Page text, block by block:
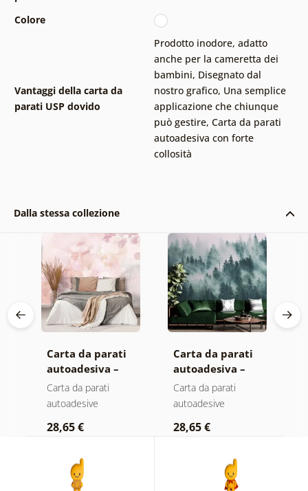
Colore
Vantaggi della carta da
parati USP dovido
Prodotto inodore, adatto
anche per la cameretta dei
bambini, Disegnato dal
nostro grafico, Una semplice
applicazione che chiunque
può gestire, Carta da parati
autoadesiva con forte
collosità
Dalla stessa collezione
Carta da parati
autoadesiva –
Foglie con
sfumatura
Carta da parati
autoadesive
28,65 €
Carta da parati
autoadesiva –
Foresta nella
nebbia
Carta da parati
autoadesive
28,65 €